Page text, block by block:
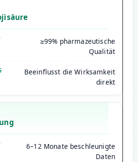
≥99% pharmazeutische
Qualität
Beeinflusst die Wirksamkeit
direkt
6–12 Monate beschleunigte
Daten